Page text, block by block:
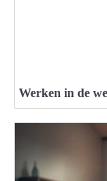
Werken in de